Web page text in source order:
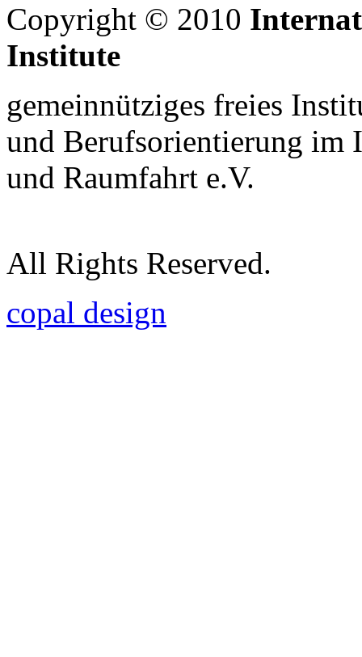
Copyright © 2010
Institute
gemeinnütziges freies
und Berufsorientierung im
und Raumfahrt e.V.
All Rights Reserved.
copal design